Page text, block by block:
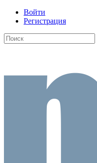
Войти
Регистрация